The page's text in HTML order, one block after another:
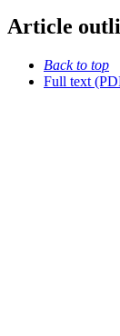
Article
Back to top
Full text